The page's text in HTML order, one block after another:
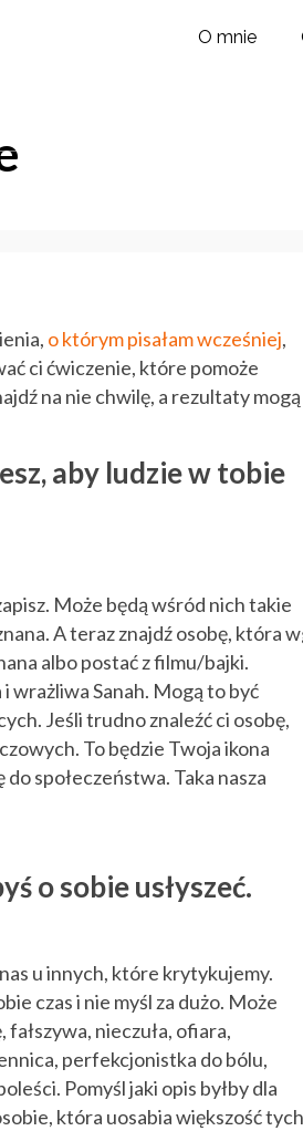
O mnie
o którym pisałam wcześniej,
ci ćwiczenie, które pomoże
na nie chwilę, a rezultaty mogą
aby ludzie w tobie
Może będą wśród nich takie
A teraz znajdź osobę, która
albo postać z filmu/bajki.
wrażliwa Sanah. Mogą to być
Jeśli trudno znaleźć ci osobę,
To będzie Twoja ikona
społeczeństwa. Taka nasza
o sobie usłyszeć.
u innych, które krytykujemy.
czas i nie myśl za dużo. Może
nieczuła, ofiara,
perfekcjonistka do bólu,
Pomyśl jaki opis byłby dla
która uosabia większość tych